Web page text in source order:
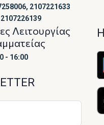
2107221633
2107226139
Λειτουργίας
- 16:00